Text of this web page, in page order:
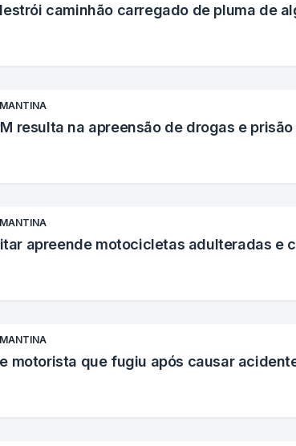
caminhão carregado de pluma de
resulta na apreensão de drogas e
apreende motocicletas adulteradas e
motorista que fugiu após causar